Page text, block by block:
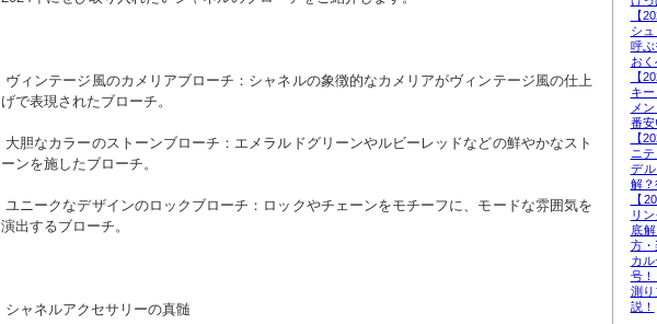
げで表現されたブローチ。
ーンを施したブローチ。
ユニークなデザインのロックブローチ：ロックやチェーンをモチーフに、モードな雰囲気を
演出するブローチ。
シャネルアクセサリーの真髄
【
シ
呼
お
【
キ
メ
番安
【
ニ
デ
解？
【
リ
底
方・
カ
号
測
説！